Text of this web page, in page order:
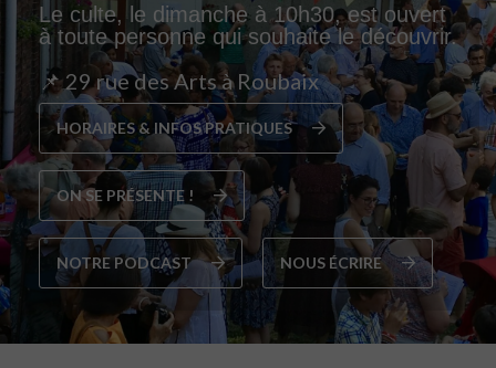
Le culte, le dimanche à 10h30, est ouvert
à toute personne qui souhaite le découvrir.
📌 29 rue des Arts à Roubaix
HORAIRES & INFOS PRATIQUES
ON SE PRÉSENTE !
NOTRE PODCAST NOUS ÉCRIRE